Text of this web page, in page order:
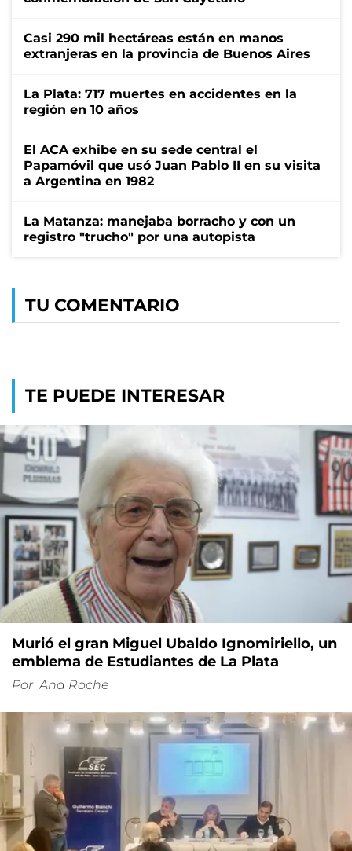
Casi 290 mil hectáreas están en manos
extranjeras en la provincia de Buenos Aires
La Plata: 717 muertes en accidentes en la
región en 10 años
El ACA exhibe en su sede central el
Papamóvil que usó Juan Pablo II en su visita
a Argentina en 1982
La Matanza: manejaba borracho y con un
registro "trucho" por una autopista
TU COMENTARIO
TE PUEDE INTERESAR
Murió el gran Miguel Ubaldo Ignomiriello, un
emblema de Estudiantes de La Plata
Por Ana Roche